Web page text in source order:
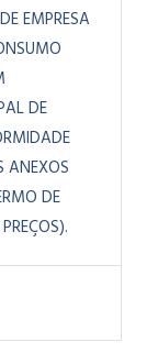
EMPRESA
DE
ANEXOS
DE